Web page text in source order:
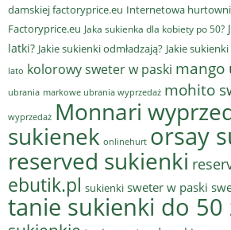
damskiej factoryprice.eu Internetowa
Factoryprice.eu Jaka sukienka dla kobiety po 50?
latki? Jakie sukienki odmładzają? Jakie
lato kolorowy sweter w paski mango
ubrania markowe ubrania wyprzedaż mohito
wyprzedaż Monnari
sukienek onlinehurt orsay
reserved sukienki
ebutik.pl sukienki sweter w paski
tanie sukienki do 50